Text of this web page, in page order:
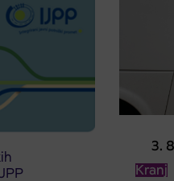
3.
Kranj